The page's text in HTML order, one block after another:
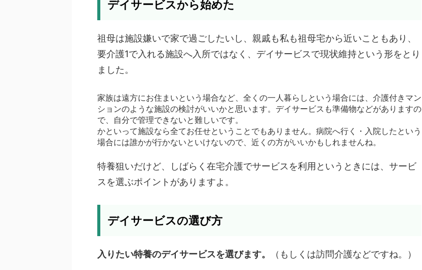
デイサービスから始めた
祖母は施設嫌いで家で過ごしたいし、親戚も私も祖母宅から近いこともあり、
要介護1で入れる施設へ入所ではなく、デイサービスで現状維持という形をとり
ました。
家族は遠方にお住まいという場合など、全くの一人暮らしという場合には、介護付きマン
ションのような施設の検討がいいかと思います。デイサービスも準備物などがありますの
で、自分で管理できないと難しいです。
かといって施設なら全てお任せということでもありません。病院へ行く・入院したという
場合には誰かが行かないといけないので、近くの方がいいかもしれませんね。
特養狙いだけど、しばらく在宅介護でサービスを利用というときには、サービ
スを選ぶポイントがありますよ。
デイサービスの選び方
入りたい特養のデイサービスを選びます。 （もしくは訪問介護などですね。）